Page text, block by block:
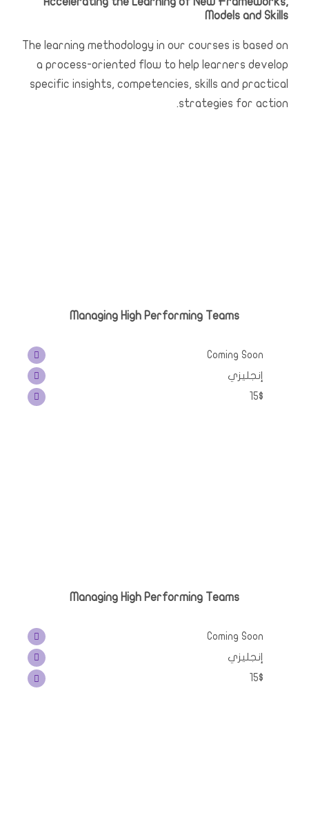
Models and Skills
The learning methodology in our courses is based on
a process-oriented flow to help learners develop
specific insights,competencies, skills and practical
strategies for action
.
Managing High Performing Teams
Coming Soon
إنجليزي
15$
Managing High Performing Teams
Coming Soon
إنجليزي
15$